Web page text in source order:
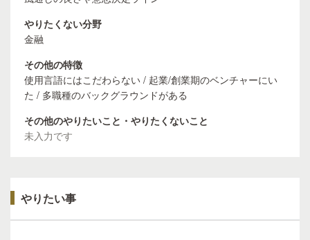
やりたくない分野
金融
その他の特徴
使用言語にはこだわらない / 起業/創業期のベンチャーにい
た / 多職種のバックグラウンドがある
その他のやりたいこと・やりたくないこと
未入力です
やりたい事